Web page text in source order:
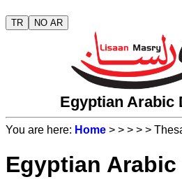
TR NO AR
Egyptian Arabic
You are here: Home > > > > >
Egyptian